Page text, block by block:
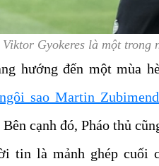
Viktor Gyokeres là một trong
hướng đến một mùa
sao Martin
cạnh đó, Pháo thủ
tin là mảnh ghép cuối